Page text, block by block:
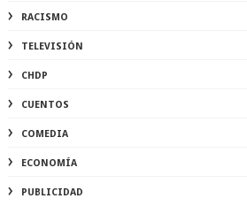
RACISMO
TELEVISIÓN
CHDP
CUENTOS
COMEDIA
ECONOMÍA
PUBLICIDAD